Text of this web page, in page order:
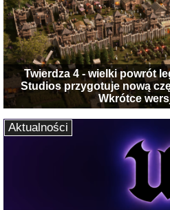
Twierdza 4 - wielki powrót
Studios przygotuje nową
Wkrótce
Aktualności